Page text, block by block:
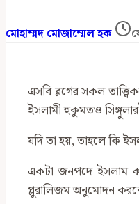
মোহাম্মদ মোজাম্মেল হক
এসবি ব্লগের সকল
ইসলামী হুকুমতও
যদি তা হয়, তাহলে কি
একটা জনপদে ইসলাম
প্লুরালিজম অনুমোদন